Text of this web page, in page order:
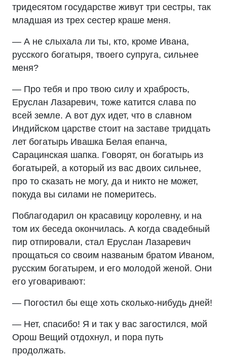
тридесятом государстве живут три сестры, так
младшая из трех сестер краше меня.
— А не слыхала ли ты, кто, кроме Ивана,
русского богатыря, твоего супруга, сильнее
меня?
— Про тебя и про твою силу и храбрость,
Еруслан Лазаревич, тоже катится слава по
всей земле. А вот дух идет, что в славном
Индийском царстве стоит на заставе тридцать
лет богатырь Ивашка Белая епанча,
Сарацинская шапка. Говорят, он богатырь из
богатырей, а который из вас двоих сильнее,
про то сказать не могу, да и никто не может,
покуда вы силами не померитесь.
Поблагодарил он красавицу королевну, и на
том их беседа окончилась. А когда свадебный
пир отпировали, стал Еруслан Лазаревич
прощаться со своим названым братом Иваном,
русским богатырем, и его молодой женой. Они
его уговаривают:
— Погостил бы еще хоть сколько-нибудь дней!
— Нет, спасибо! Я и так у вас загостился, мой
Орош Вещий отдохнул, и пора путь
продолжать.